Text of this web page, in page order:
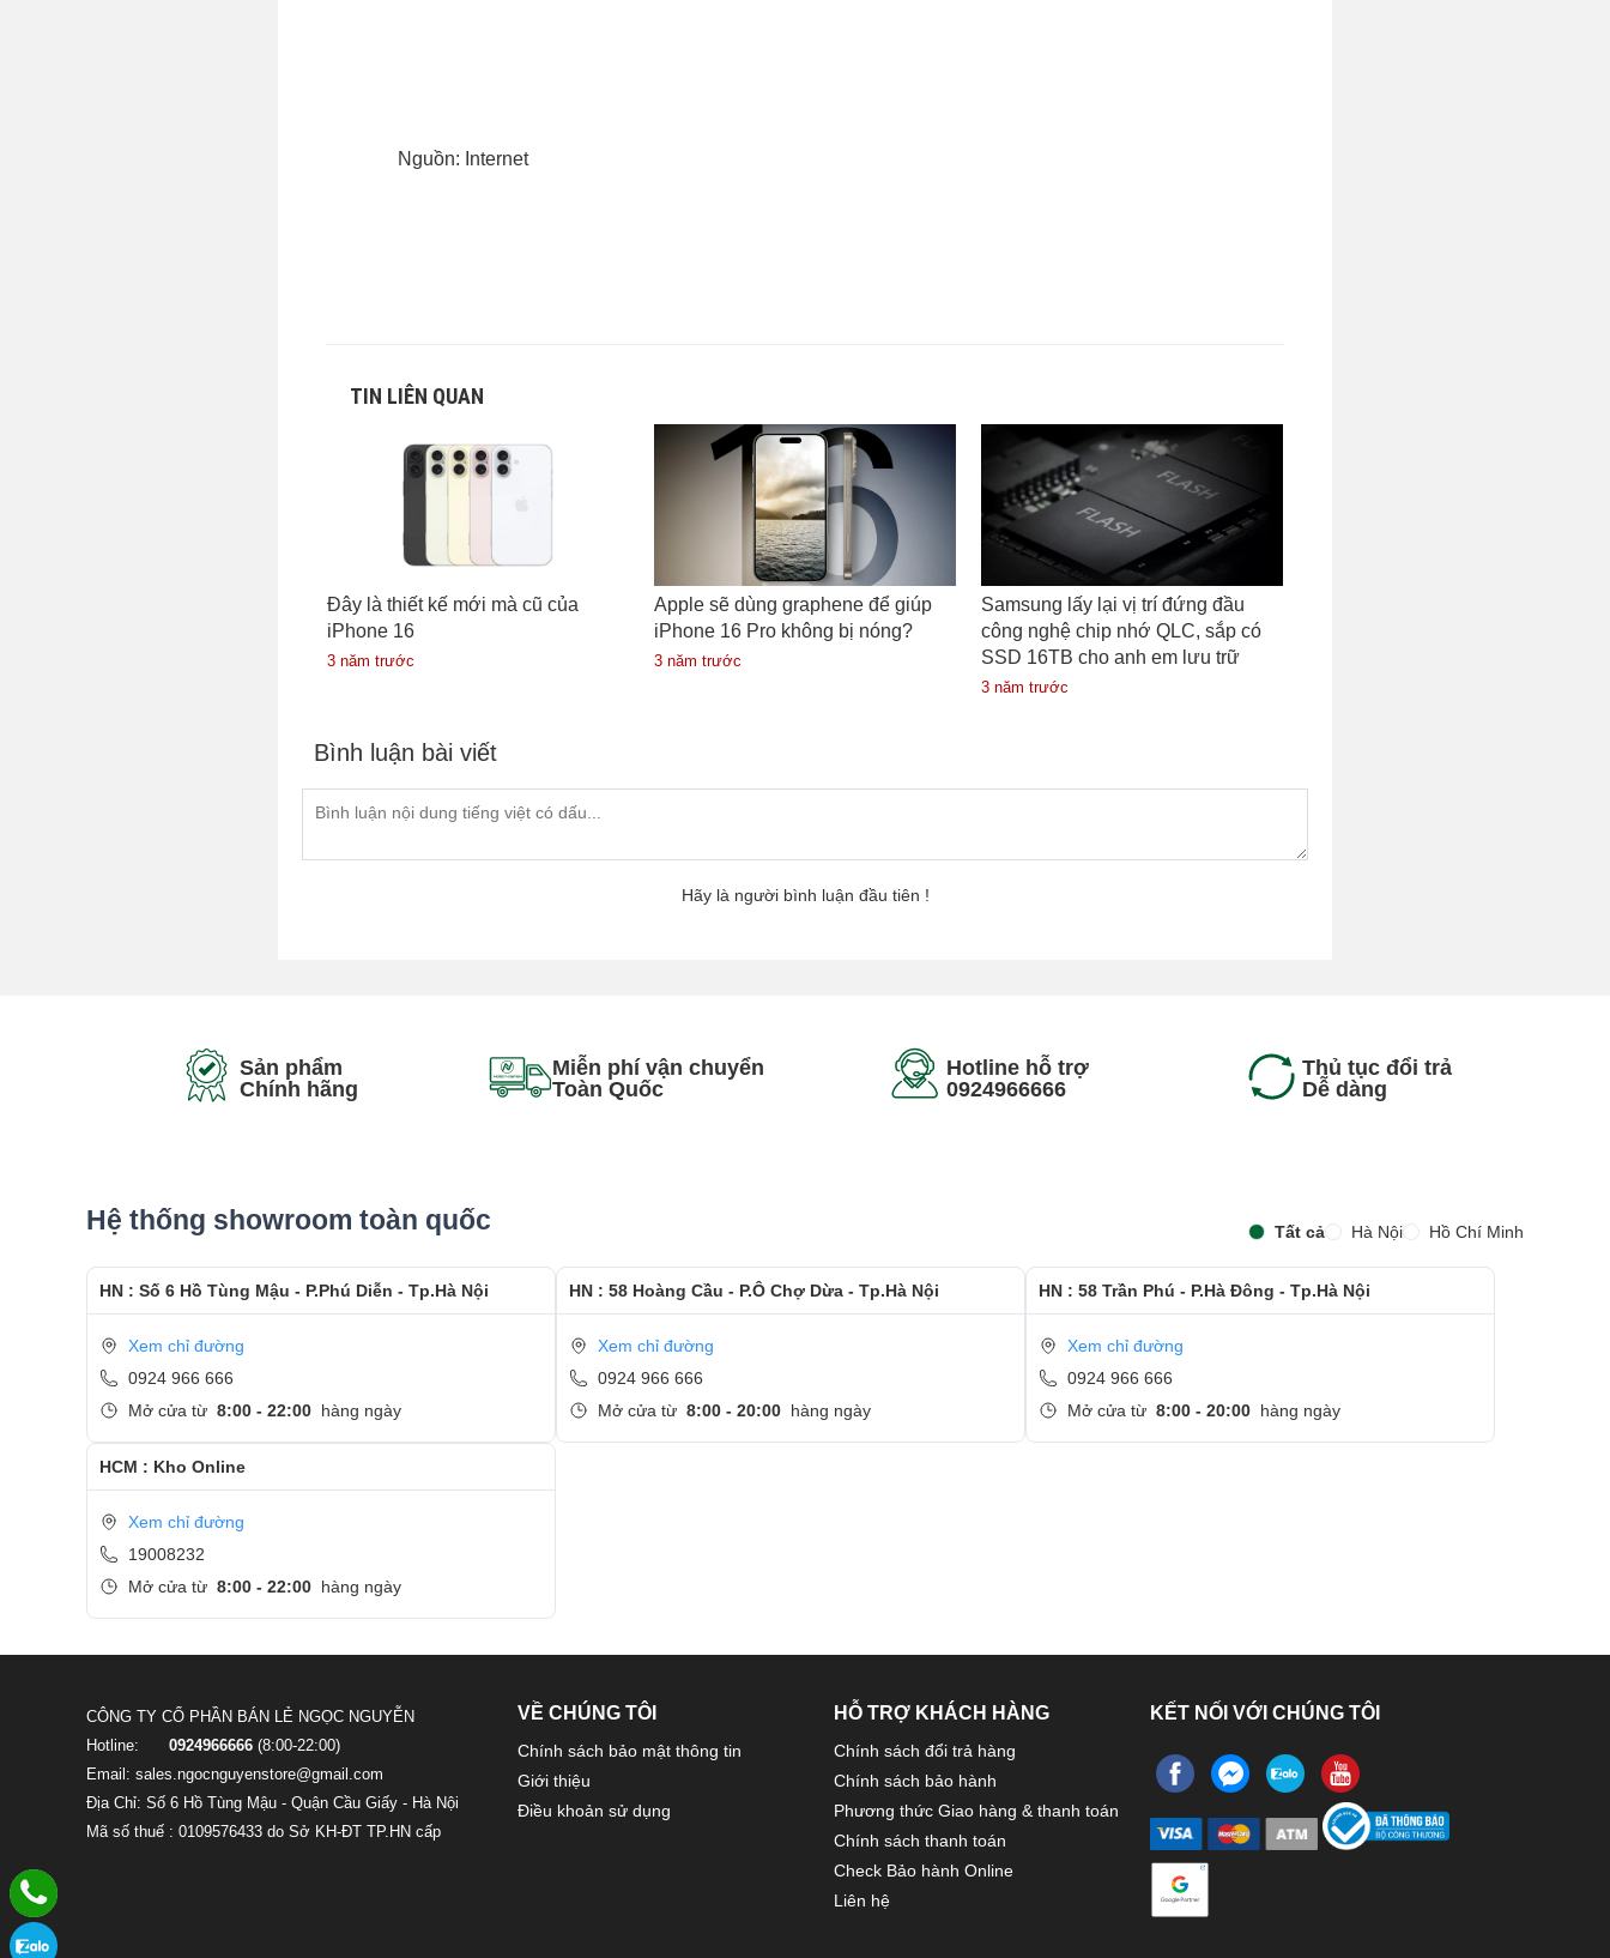
Nguồn: Internet
TIN LIÊN QUAN
Đây là thiết kế mới mà cũ của
iPhone 16
3 năm trước
Apple sẽ dùng graphene để giúp
iPhone 16 Pro không bị nóng?
3 năm trước
Samsung lấy lại vị trí đứng đầu
công nghệ chip nhớ QLC, sắp có
SSD 16TB cho anh em lưu trữ
3 năm trước
Bình luận bài viết
Hãy là người bình luận đầu tiên !
Sản phẩm
Chính hãng
Miễn phí vận chuyển
Toàn Quốc
Hotline hỗ trợ
0924966666
Thủ tục đổi trả
Dễ dàng
Hệ thống showroom toàn quốc Tất cả Hà Nội Hồ Chí Minh
HN : Số 6 Hồ Tùng Mậu - P.Phú Diễn - Tp.Hà Nội
Xem chỉ đường
0924 966 666
Mở cửa từ 8:00 - 22:00 hàng ngày
HN : 58 Hoàng Cầu - P.Ô Chợ Dừa - Tp.Hà Nội
Xem chỉ đường
0924 966 666
Mở cửa từ 8:00 - 20:00 hàng ngày
HN : 58 Trần Phú - P.Hà Đông - Tp.Hà Nội
Xem chỉ đường
0924 966 666
Mở cửa từ 8:00 - 20:00 hàng ngày
HCM : Kho Online
Xem chỉ đường
19008232
Mở cửa từ 8:00 - 22:00 hàng ngày
CÔNG TY CỔ PHẦN BÁN LẺ NGỌC NGUYỄN
Hotline:
0924966666 (8:00-22:00)
Email: sales.ngocnguyenstore@gmail.com
Địa Chỉ: Số 6 Hồ Tùng Mậu - Quận Cầu Giấy - Hà Nội
Mã số thuế : 0109576433 do Sở KH-ĐT TP.HN cấp
VỀ CHÚNG TÔI
Chính sách bảo mật thông tin
Giới thiệu
Điều khoản sử dụng
HỖ TRỢ KHÁCH HÀNG
Chính sách đổi trả hàng
Chính sách bảo hành
Phương thức Giao hàng & thanh toán
Chính sách thanh toán
Check Bảo hành Online
Liên hệ
KẾT NỐI VỚI CHÚNG TÔI